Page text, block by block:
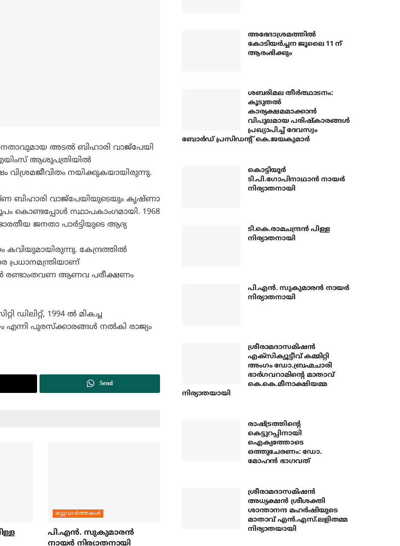
അടല്‍ ബിഹാരി വാജ്‌പേയി
ആശുപത്രിയില്‍
വിശ്രമജീവിതം നയിക്കുകയായിരുന്നു.
ബിഹാരി വാജ്‌പേയിയുടെയും കൃഷ്ണാ
കൊണ്ടപ്പോള്‍ സ്ഥാപകാംഗമായി. 1968
ജനതാ പാര്‍ട്ടിയുടെ ആദ്യ
കേന്ദ്രത്തില്‍
പ്രധാനമന്ത്രിയാണ്
രണ്ടാംതവണ ആണവ പരീക്ഷണം
1994 ല്‍ മികച്ച
എന്നി പുരസ്‌ക്കാരങ്ങള്‍ നല്‍കി രാജ്യം
Send
മറ്റുവാര്‍ത്തകള്‍
പി.എന്‍. സുകുമാരന്‍
നായര്‍ നിര്യാതനായി
അഭേദാശ്രമത്തില്‍
കോടിയര്‍ച്ചന ജൂലൈ 11 ന്
ആരംഭിക്കും
ശബരിമല തീര്‍ത്ഥാടനം:
കൂടുതല്‍
കാര്യക്ഷമമാക്കാന്‍
വിപുലമായ പരിഷ്‌കാരങ്ങള്‍
പ്രഖ്യാപിച്ച് ദേവസ്വം
ബോര്‍ഡ് പ്രസിഡന്റ് കെ.ജയകുമാര്‍
കൊട്ടിയൂര്‍
ടി.പി.ഗോപിനാഥാന്‍ നായര്‍
നിര്യാതനായി
ടി.കെ.രാമചന്ദ്രന്‍ പിള്ള
നിര്യാതനായി
പി.എന്‍. സുകുമാരന്‍ നായര്‍
നിര്യാതനായി
ശ്രീരാമദാസമിഷന്‍
എക്‌സിക്യൂട്ടീവ് കമ്മിറ്റി
അംഗം ഡോ.ബ്രഹ്മചാരി
ഭാര്‍ഗവറാമിന്റെ മാതാവ്
കെ.കെ.മീനാക്ഷിയമ്മ
നിര്യാതയായി
രാഷ്ട്രത്തിന്റെ
കെട്ടുറപ്പിനായി
ഐക്യത്തോടെ
ഒത്തുചേരണം: ഡോ.
മോഹന്‍ ഭാഗവത്
ശ്രീരാമദാസമിഷന്‍
അധ്യക്ഷന്‍ ശ്രീശക്തി
ശാന്താനന്ദ മഹര്‍ഷിയുടെ
മാതാവ് എന്‍.എസ്.ലളിതമ്മ
നിര്യാതയായി